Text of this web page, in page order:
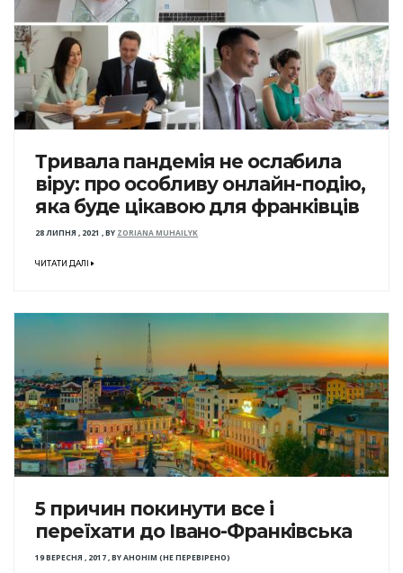
Тривала пандемія не ослабила
віру: про особливу онлайн-подію,
яка буде цікавою для франківців
28 ЛИПНЯ , 2021 ,BY ZORIANA MUHAILYK
ЧИТАТИ ДАЛІ
5 причин покинути все і
переїхати до Івано-Франківська
19 ВЕРЕСНЯ , 2017,BYАНОНІМ (НЕ ПЕРЕВІРЕНО)